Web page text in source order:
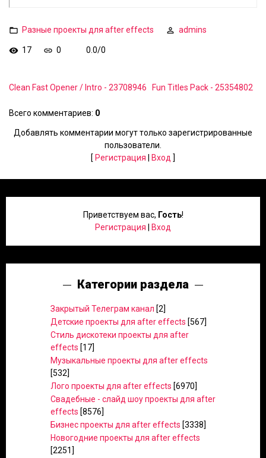
Разные проекты для after effects admins
17 0 0.0/0
Clean Fast Opener / Intro - 23708946 Fun Titles Pack - 25354802
Всего комментариев: 0
Добавлять комментарии могут только зарегистрированные
пользователи.
[ Регистрация Вход ]
Приветствуем вас, Гость!
Регистрация
Вход
Категории раздела
Закрытый Телеграм канал [2]
Детские проекты для after effects [567]
Стиль дискотеки проекты для after
effects [17]
Музыкальные проекты для after effects
[532]
Лого проекты для after effects [6970]
Свадебные - слайд шоу проекты для after
effects [8576]
Бизнес проекты для after effects [3338]
Новогодние проекты для after effects
[2251]